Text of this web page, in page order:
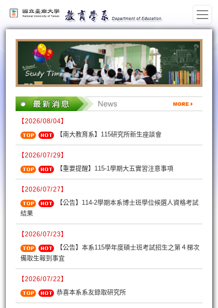
【2026/08/04】
【南大教育系】115研究所新生座談會
【2026/07/29】
【重要提醒】115-1學期大五實習注意事項
【2026/07/27】
【公告】114-2學期本系博士班學位候選人資格考試
結果
【2026/07/23】
【公告】本系115學年度碩士班考試招生之第４梯次
備取生報到事宜
【2026/07/22】
恭喜本系系友錄取研究所